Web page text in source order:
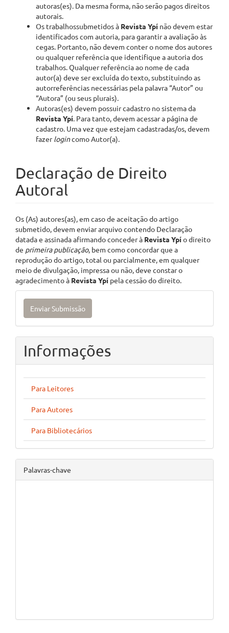
autoras(es). Da mesma forma, não serão pagos direitos
autorais.
Os trabalhossubmetidos à Revista Ypí não devem estar
identificados com autoria, para garantir a avaliação às
cegas. Portanto, não devem conter o nome dos autores
ou qualquer referência que identifique a autoria dos
trabalhos. Qualquer referência ao nome de cada
autor(a) deve ser excluída do texto, substituindo as
autorreferências necessárias pela palavra “Autor” ou
“Autora” (ou seus plurais).
Autoras(es) devem possuir cadastro no sistema da
Revista Ypí. Para tanto, devem acessar a página de
cadastro. Uma vez que estejam cadastradas/os, devem
fazerlogincomo Autor(a).
Declaração de Direito
Autoral
Os (As) autores(as), em caso de aceitação do artigo
submetido, devem enviar arquivo contendo Declaração
datada e assinada afirmando conceder à Revista Ypío direito
de primeira publicação, bem como concordar que a
reprodução do artigo, total ou parcialmente, em qualquer
meio de divulgação, impressa ou não, deve constar o
agradecimento à Revista Ypí pela cessão do direito.
Enviar
Submissão
Enviar Submissão
Informações
Para Leitores
Para Autores
Para Bibliotecários
Palavras-chave